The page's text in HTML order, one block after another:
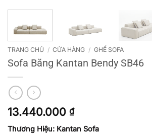
TRANG CHỦ / CỬA HÀNG / GHẾ SOFA
Sofa Băng Kantan Bendy SB46
13.440.000 ₫
Thương Hiệu: Kantan Sofa